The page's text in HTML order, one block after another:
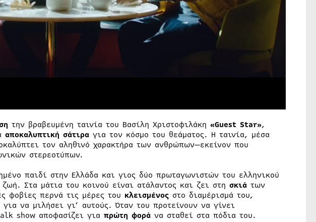
την βραβευμένη ταινία του Βασίλη Χριστοφιλάκη «Guest Star»,
αποκαλυπτική σάτιραγια τον κόσμο του θεάματος. Η ταινία, μέσα
τον αληθινό χαρακτήρα των ανθρώπων—εκείνον που
στερεοτύπων.
παιδί στην Ελλάδα και γιος δύο πρωταγωνιστών του ελληνικού
Στα μάτια του κοινού είναι ατάλαντος και ζει στη σκιάτων
φοβίες περνά τις μέρες του κλεισμένοςστο διαμέρισμά του,
να μιλήσει γι’ αυτούς. Όταν του προτείνουν να γίνει
show αποφασίζει για πρώτη φοράνα σταθεί στα πόδια του.